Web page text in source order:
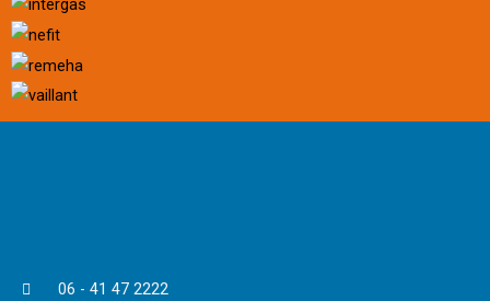
06 - 41 47 2222